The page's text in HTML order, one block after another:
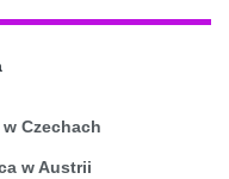
Czechach
w Austrii